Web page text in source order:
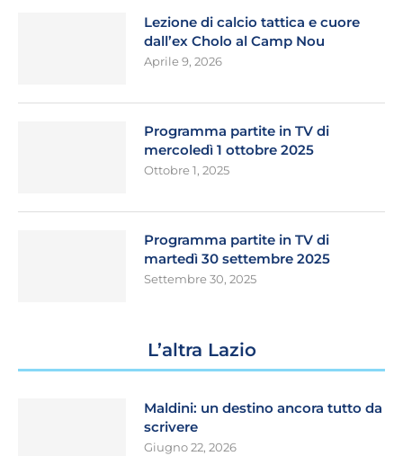
Lezione di calcio tattica e cuore
dall’ex Cholo al Camp Nou
Aprile 9, 2026
Programma partite in TV di
mercoledì 1 ottobre 2025
Ottobre 1, 2025
Programma partite in TV di
martedì 30 settembre 2025
Settembre 30, 2025
L’altra Lazio
Maldini: un destino ancora tutto da
scrivere
Giugno 22, 2026